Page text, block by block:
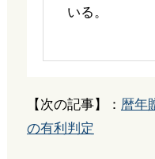
いる。
【次の記事】： 暦年
の有利判定